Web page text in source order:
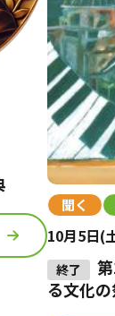
聞く
10月5日(
る文化